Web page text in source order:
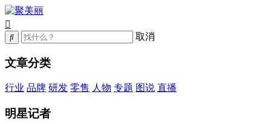
取消
文章分类
行业 品牌 研发 零售 人物 专题 图说 直播
明星记者